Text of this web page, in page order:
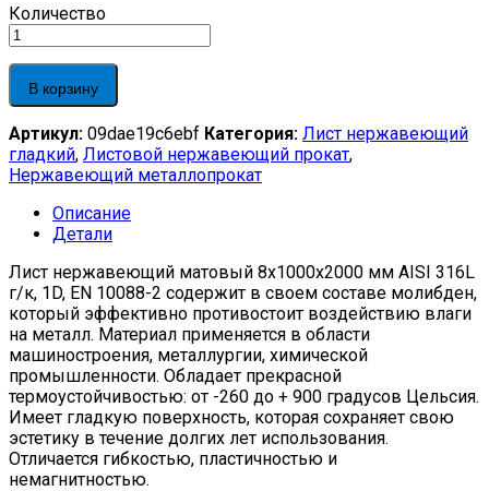
Лист
нержавеющий
матовый
8х1000х2000
мм
316L
г/
к,
10088-
2
quantity
Количество
В корзину
Артикул: 09dae19c6ebf Категория: Лист нержавеющий
гладкий, Листовой нержавеющий прокат,
Нержавеющий металлопрокат
Описание
Детали
Лист нержавеющий матовый 8х1000х2000 мм AISI 316L
г/к, 1D, EN 10088-2 содержит в своем составе молибден,
который эффективно противостоит воздействию влаги
на металл. Материал применяется в области
машиностроения, металлургии, химической
промышленности. Обладает прекрасной
термоустойчивостью: от -260 до + 900 градусов Цельсия.
Имеет гладкую поверхность, которая сохраняет свою
эстетику в течение долгих лет использования.
Отличается гибкостью, пластичностью и
немагнитностью.